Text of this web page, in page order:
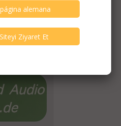
dB lassen sich die Lautsprecher
betreiben!